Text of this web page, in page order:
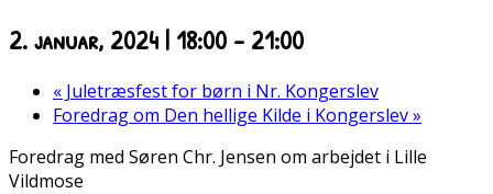
2. januar, 2024 | 18:00 - 21:00
« Juletræsfest for børn i Nr. Kongerslev
Foredrag om Den hellige Kilde i Kongerslev»
Foredrag med Søren Chr. Jensen om arbejdet i Lille
Vildmose